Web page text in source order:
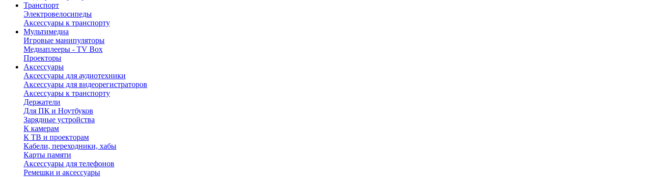
Транспорт
Электровелосипеды
Аксессуары к транспорту
Мультимедиа
Игровые манипуляторы
Медиаплееры - TV Box
Проекторы
Аксессуары
Аксессуары для аудиотехники
Аксессуары для видеорегистраторов
Аксессуары к транспорту
Держатели
Для ПК и Ноутбуков
Зарядные устройства
К камерам
К ТВ и проекторам
Кабели, переходники, хабы
Карты памяти
Аксессуары для телефонов
Ремешки и аксессуары